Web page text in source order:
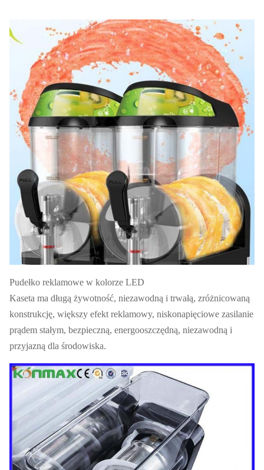
przełącznik
Przełącznik
LCD
Chłodziwo R134a/ R404a
Elektryka
Standard
110 V-220
V, 50-60
Hz
Tryb jazdy
Transmisja
magnetyczna
GW 63KG
północny
zachód
53KG
Ładowanie
centrali 40'
220 szt.
FOB
Szanghaj
USD
Ładowanie
20' FT
90 szt. Gwarancja 1 rok
Pudełko reklamowe w kolorze LED
Kaseta ma długą żywotność, niezawodną i trwałą, zróżnicowaną
konstrukcję, większy efekt reklamowy, niskonapięciowe zasilanie
prądem stałym, bezpieczną, energooszczędną, niezawodną i
przyjazną dla środowiska.